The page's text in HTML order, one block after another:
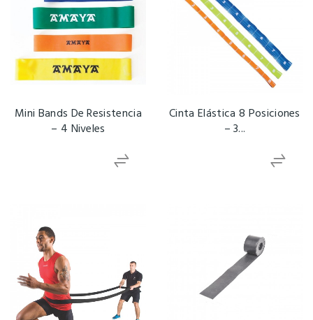
Mini Bands De Resistencia
– 4 Niveles
Cinta Elástica 8 Posiciones
– 3...